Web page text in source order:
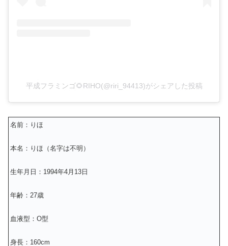
平成フラミンゴ🌻RIHO(@riri_94413)がシェアした投稿
名前：りほ
本名：りほ（名字は不明）
生年月日：1994年4月13日
年齢：27歳
血液型：O型
身長：160cm